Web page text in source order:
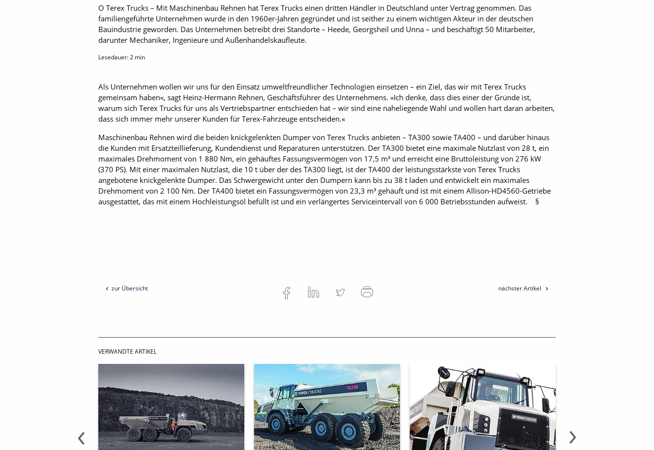
O Terex Trucks – Mit Maschinenbau Rehnen hat Terex Trucks einen dritten Händler in Deutschland unter Vertrag genommen. Das
familiengeführte Unternehmen wurde in den 1960er-Jahren gegründet und ist seither zu einem wichtigen Akteur in der deutschen
Bauindustrie geworden. Das Unternehmen betreibt drei Standorte – Heede, Georgsheil und Unna – und beschäftigt 50 Mitarbeiter,
darunter Mechaniker, Ingenieure und Außenhandelskaufleute.
Lesedauer:2 min
Als Unternehmen wollen wir uns für den Einsatz umweltfreundlicher Technologien einsetzen – ein Ziel, das wir mit Terex Trucks
gemeinsam haben«, sagt Heinz-Hermann Rehnen, Geschäftsführer des Unternehmens. »Ich denke, dass dies einer der Gründe ist,
warum sich Terex Trucks für uns als Vertriebspartner entschieden hat – wir sind eine naheliegende Wahl und wollen hart daran arbeiten,
dass sich immer mehr unserer Kunden für Terex-Fahrzeuge entscheiden.«
Maschinenbau Rehnen wird die beiden knickgelenkten Dumper von Terex Trucks anbieten – TA300 sowie TA400 – und darüber hinaus
die Kunden mit Ersatzteillieferung, Kundendienst und Reparaturen unterstützen. Der TA300 bietet eine maximale Nutzlast von 28 t, ein
maximales Drehmoment von 1 880 Nm, ein gehäuftes Fassungsvermögen von 17,5 m³ und erreicht eine Bruttoleistung von 276 kW
(370 PS). Mit einer maximalen Nutzlast, die 10 t über der des TA300 liegt, ist der TA400 der leistungsstärkste von Terex Trucks
angebotene knickgelenkte Dumper. Das Schwergewicht unter den Dumpern kann bis zu 38 t laden und entwickelt ein maximales
Drehmoment von 2 100 Nm. Der TA400 bietet ein Fassungsvermögen von 23,3 m³ gehäuft und ist mit einem Allison-HD4560-Getriebe
ausgestattet, das mit einem Hochleistungsöl befüllt ist und ein verlängertes Serviceintervall von 6 000 Betriebsstunden aufweist. §
zur Übersicht nächster Artikel
VERWANDTE ARTIKEL